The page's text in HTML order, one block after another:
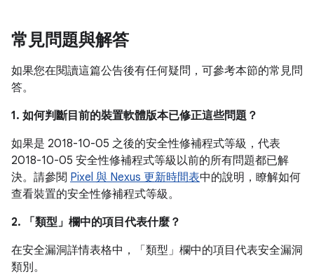
常見問題與解答
如果您在閱讀這篇公告後有任何疑問，可參考本節的常見問
答。
1. 如何判斷目前的裝置軟體版本已修正這些問題？
如果是 2018-10-05 之後的安全性修補程式等級，代表
2018-10-05 安全性修補程式等級以前的所有問題都已解
決。請參閱 Pixel 與 Nexus 更新時間表中的說明，瞭解如何
查看裝置的安全性修補程式等級。
2. 「類型」 欄中的項目代表什麼？
在安全漏洞詳情表格中，「類型」 欄中的項目代表安全漏洞
類別。